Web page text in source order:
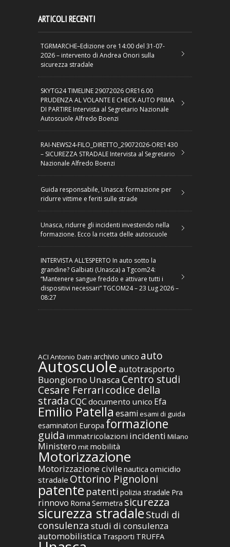
ARTICOLI RECENTI
TGRMARCHE–Edizione ore 14:00 del 31-07-
2026 – intervento di Andrea Onori sulla
sicurezza stradale
SKYTG24 TIMELINE 29072026 ORE16.00
PRUDENZA AL VOLANTE E CHECK AUTO PRIMA
DI PARTIRE Intervista al Segretario Nazionale
Autoscuole Alfredo Boenzi
RAI-NEWS24-FILO_DIRETTO_29072026-ORE1430
– SICUREZZA STRADALE Intervista al Segretario
Nazionale Alfredo Boenzi
Guida responsabile, Unasca: formazione per
ridurre vittime e feriti sulle strade
Unasca, ridurre gli incidenti investendo nella
formazione. Ecco la ricetta delle autoscuole
INTERVISTA ALL’ESPERTO In auto sotto la
grandine? Galbiati (Unasca) a Tgcom24:
“Mantenere sangue freddo e attivare tutti i
dispositivi necessari” TGCOM24 – 23 Lug 2026 –
08:27
ACI Antonio Datri archivio unico auto
Autoscuoleautotrasporto
Buongiorno Unasca Centro studi
Cesare Ferraricodice della
stradaCQCdocumento unico Efa
Emilio Patella esami esami di guida
esaminatori Europa formazione
guida immatricolazioni incidenti Milano
Ministero mit mobilità
Motorizzazione
Motorizzazione civile nautica omicidio
stradale Ottorino Pignoloni
patente patenti polizia stradale Pra
rinnovo Roma Sermetra sicurezza
sicurezza stradaleStudi di
consulenza studi di consulenza
automobilistica Trasporti TRUFFA